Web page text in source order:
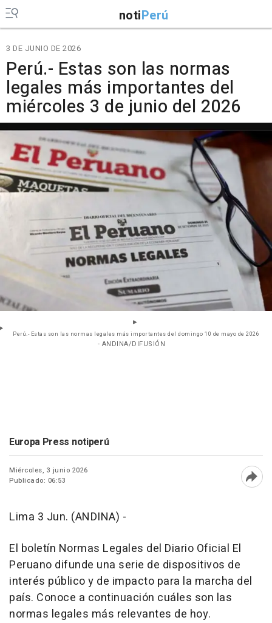
notiPerú
3 DE JUNIO DE 2026
Perú.- Estas son las normas
legales más importantes del
miércoles 3 de junio del 2026
Perú.- Estas son las normas legales más importantes del domingo 10 de mayo de 2026
- ANDINA/DIFUSIÓN
Europa Press notiperú
Miércoles, 3 junio 2026
Publicado: 06:53
Lima 3 Jun. (ANDINA) -
El boletín Normas Legales del Diario Oficial El
Peruano difunde una serie de dispositivos de
interés público y de impacto para la marcha del
país. Conoce a continuación cuáles son las
normas legales más relevantes de hoy.